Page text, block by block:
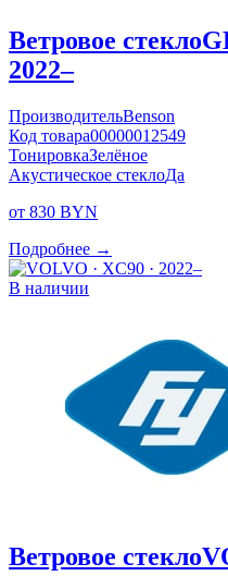
Ветровое стекло
2022–
ПроизводительBenson
Код товара00000012549
ТонировкаЗелёное
Акустическое стеклоДа
от 830 BYN
Подробнее →
В наличии
Ветровое стекло